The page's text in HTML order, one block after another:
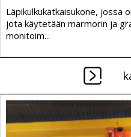
Läpikulkukatkaisukone, jossa
jota käytetään marmorin ja
monitoim...